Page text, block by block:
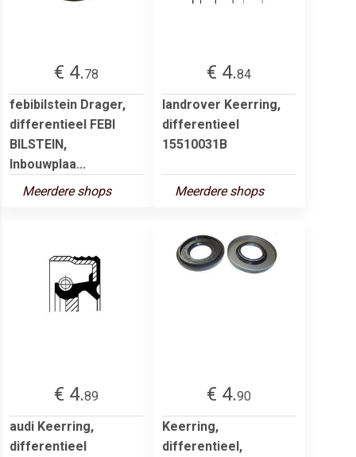
€ 4.78
febibilstein Drager,
differentieel FEBI
BILSTEIN,
Inbouwplaa...
Meerdere shops
€ 4.84
landrover Keerring,
differentieel
15510031B
Meerdere shops
€ 4.89
audi Keerring,
differentieel
€ 4.90
Keerring,
differentieel,